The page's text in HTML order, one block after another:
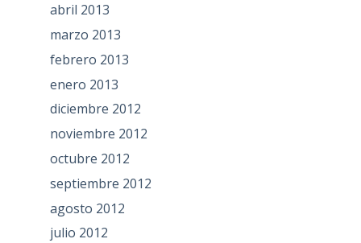
abril 2013
marzo 2013
febrero 2013
enero 2013
diciembre 2012
noviembre 2012
octubre 2012
septiembre 2012
agosto 2012
julio 2012